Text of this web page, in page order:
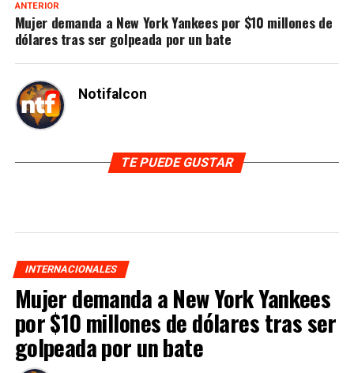
ANTERIOR
Mujer demanda a New York Yankees por $10 millones de
dólares tras ser golpeada por un bate
Notifalcon
TE PUEDE GUSTAR
INTERNACIONALES
Mujer demanda a New York Yankees
por $10 millones de dólares tras ser
golpeada por un bate